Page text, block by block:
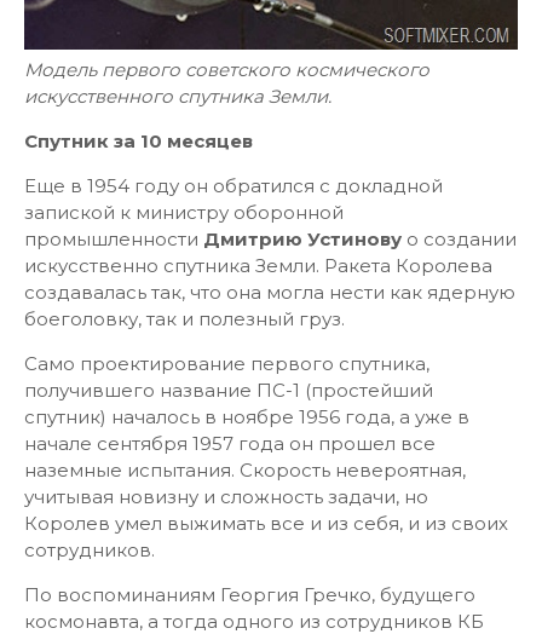
Модель первого советского космического
искусственного спутника Земли.
Спутник за 10 месяцев
Еще в 1954 году он обратился с докладной
запиской к министру оборонной
промышленности Дмитрию Устинову о создании
искусственно спутника Земли. Ракета Королева
создавалась так, что она могла нести как ядерную
боеголовку, так и полезный груз.
Само проектирование первого спутника,
получившего название ПС-1 (простейший
спутник) началось в ноябре 1956 года, а уже в
начале сентября 1957 года он прошел все
наземные испытания. Скорость невероятная,
учитывая новизну и сложность задачи, но
Королев умел выжимать все и из себя, и из своих
сотрудников.
По воспоминаниям Георгия Гречко, будущего
космонавта, а тогда одного из сотрудников КБ